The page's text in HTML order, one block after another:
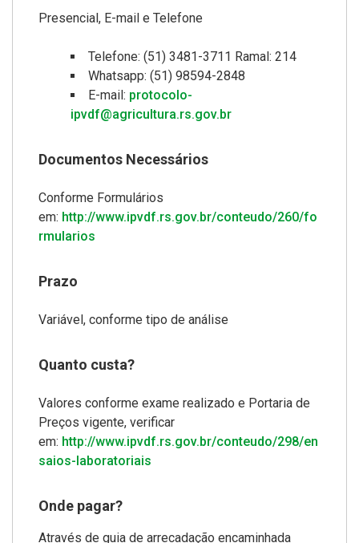
Presencial, E-mail e Telefone
Telefone: (51) 3481-3711 Ramal: 214
Whatsapp: (51) 98594-2848
E-mail: protocolo-
ipvdf@agricultura.rs.gov.br
Documentos Necessários
Conforme Formulários
em: http://www.ipvdf.rs.gov.br/conteudo/260/fo
rmularios
Prazo
Variável, conforme tipo de análise
Quanto custa?
Valores conforme exame realizado e Portaria de
Preços vigente, verificar
em: http://www.ipvdf.rs.gov.br/conteudo/298/en
saios-laboratoriais
Onde pagar?
Através de guia de arrecadação encaminhada